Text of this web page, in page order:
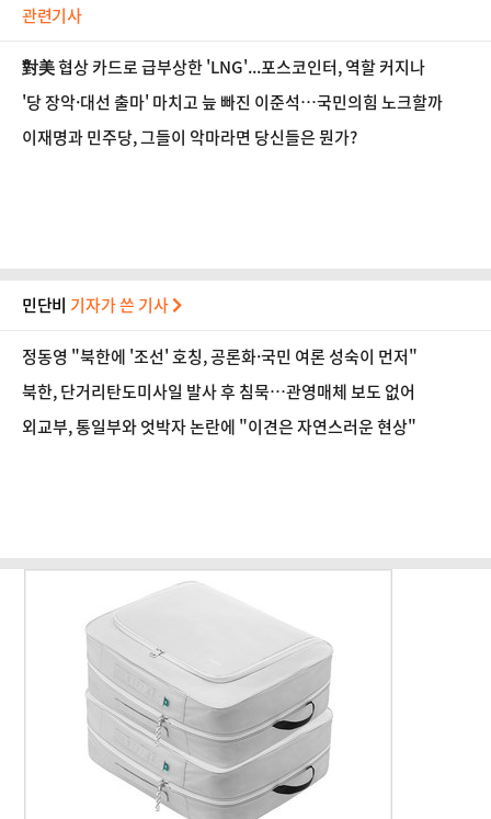
관련기사
對美 협상 카드로 급부상한 'LNG'...포스코인터, 역할 커지나
'당 장악·대선 출마' 마치고 늪 빠진 이준석…국민의힘 노크할까
이재명과 민주당, 그들이 악마라면 당신들은 뭔가?
민단비 기자가 쓴 기사
정동영 "북한에 '조선' 호칭, 공론화·국민 여론 성숙이 먼저"
북한, 단거리탄도미사일 발사 후 침묵…관영매체 보도 없어
외교부, 통일부와 엇박자 논란에 "이견은 자연스러운 현상"